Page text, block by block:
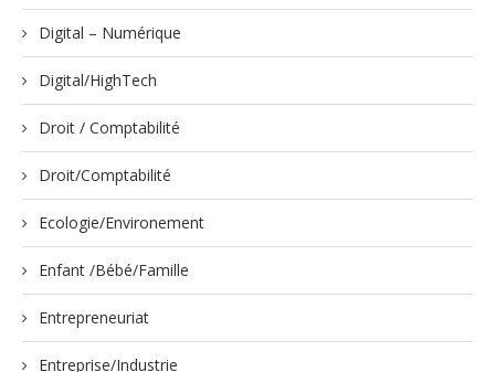
Digital – Numérique
Digital/HighTech
Droit / Comptabilité
Droit/Comptabilité
Ecologie/Environement
Enfant /Bébé/Famille
Entrepreneuriat
Entreprise/Industrie